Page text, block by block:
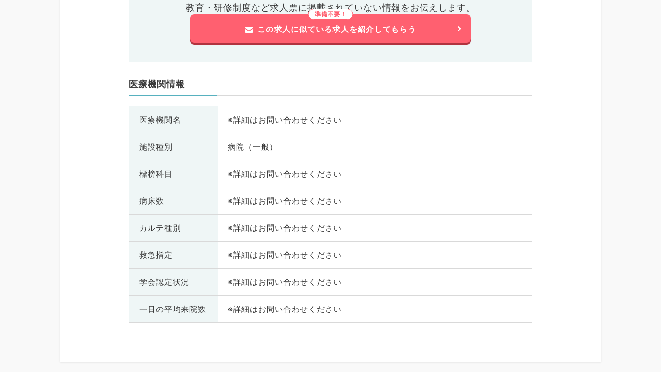
教育・研修制度など求人票に掲載されていない情報をお伝えします。
この求人に似ている求人を紹介してもらう
医療機関情報
医療機関名 ※詳細はお問い合わせください
施設種別 病院（一般）
標榜科目 ※詳細はお問い合わせください
病床数 ※詳細はお問い合わせください
カルテ種別 ※詳細はお問い合わせください
救急指定 ※詳細はお問い合わせください
学会認定状況 ※詳細はお問い合わせください
一日の平均来院数 ※詳細はお問い合わせください